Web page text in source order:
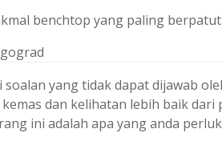
benchtop yang paling
soalan yang tidak dapat dijawab
dan kelihatan lebih baik
ini adalah apa yang anda